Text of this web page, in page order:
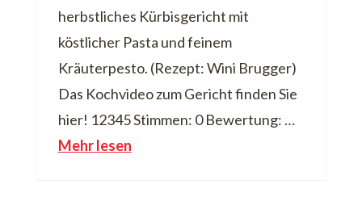
herbstliches Kürbisgericht mit
köstlicher Pasta und feinem
Kräuterpesto. (Rezept: Wini Brugger)
Das Kochvideo zum Gericht finden Sie
hier! 12345 Stimmen: 0 Bewertung: …
Mehr lesen